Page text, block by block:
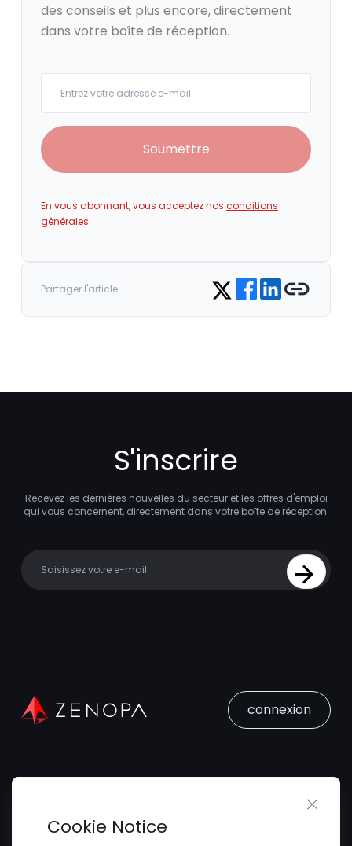
des conseils et plus encore, directement
dans votre boîte de réception.
Soumettre
En vous abonnant, vous acceptez nos conditions
générales.
Partager l'article Share on Twitter
Share on Facebook
Share on LinkedIn
Copy link
S'inscrire
Recevez les dernières nouvelles du secteur et les offres d'emploi
qui vous concernent, directement dans votre boîte de réception.
Sign Up
connexion
Soumettez votre CV
Trouver des Talents
Cookie Notice
Close